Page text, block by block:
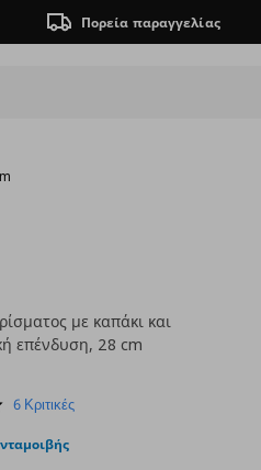
Πορεία παραγγελίας
με καπάκι και
επένδυση, 28 cm
τιμή
5.0
rating
6 Κριτικές